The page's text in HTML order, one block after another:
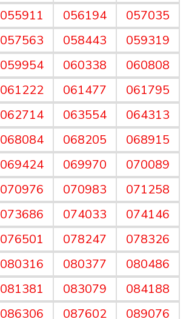
055911 056194
057035
057563 058443
059319
059954 060338
060808
061222 061477
061795
062714 063554
064313
068084 068205
068915
069424 069970
070089
070976 070983
071258
073686 074033
074146
076501 078247
078326
080316 080377
080486
081381 083079
084188
086306 087602 089076